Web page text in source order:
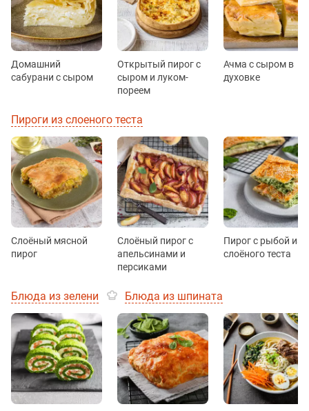
Домашний
сабурани с сыром
Открытый пирог с
сыром и луком-
пореем
Ачма с сыром в
духовке
Пироги из слоеного теста
Слоёный мясной
пирог
Слоёный пирог с
апельсинами и
персиками
Пирог с рыбой из
слоёного теста
Блюда из зелени Блюда из шпината